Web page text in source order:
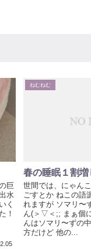
巨
水
く
！
ねむねむ
春の睡眠１割増
世間では、にゃん
ごすとか ねこの語
れますが ソマリ〜
ん(＞▽＜;; まぁ個
んはソマリ〜ずの
方だけど 他の...